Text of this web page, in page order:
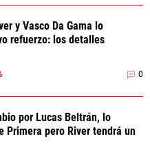
y Vasco Da Gama lo
refuerzo: los detalles
0
por Lucas Beltrán, lo
Primera pero River tendrá un